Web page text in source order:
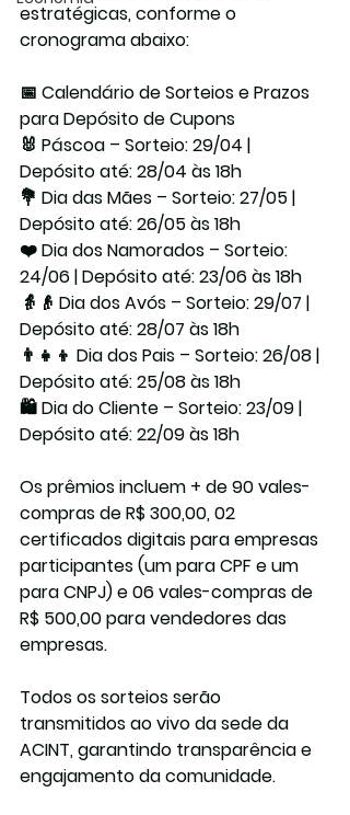
estratégicas, conforme o
cronograma abaixo:
📅 Calendário de Sorteios e Prazos
para Depósito de Cupons
🐰 Páscoa – Sorteio: 29/04 |
Depósito até: 28/04 às 18h
💐 Dia das Mães – Sorteio: 27/05 |
Depósito até: 26/05 às 18h
❤️ Dia dos Namorados – Sorteio:
24/06 | Depósito até: 23/06 às 18h
👵👴 Dia dos Avós – Sorteio: 29/07 |
Depósito até: 28/07 às 18h
👨‍👧‍👦 Dia dos Pais – Sorteio: 26/08 |
Depósito até: 25/08 às 18h
🛍️ Dia do Cliente – Sorteio: 23/09 |
Depósito até: 22/09 às 18h
Os prêmios incluem + de 90 vales-
compras de R$ 300,00, 02
certificados digitais para empresas
participantes (um para CPF e um
para CNPJ) e 06 vales-compras de
R$ 500,00 para vendedores das
empresas.
Todos os sorteios serão
transmitidos ao vivo da sede da
ACINT, garantindo transparência e
engajamento da comunidade.